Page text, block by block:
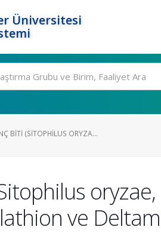
Üniversitesi
BITI (SITOPHILUS ORYZA...
ve